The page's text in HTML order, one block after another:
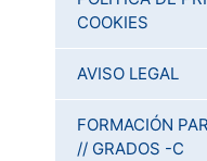
COOKIES
AVISO LEGAL
FORMACIÓN
// GRADOS -C